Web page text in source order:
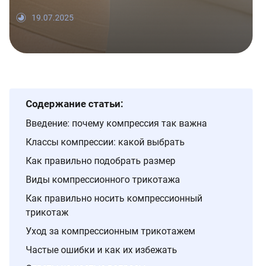
19.07.2025
Содержание статьи:
Введение: почему компрессия так важна
Классы компрессии: какой выбрать
Как правильно подобрать размер
Виды компрессионного трикотажа
Как правильно носить компрессионный
трикотаж
Уход за компрессионным трикотажем
Частые ошибки и как их избежать